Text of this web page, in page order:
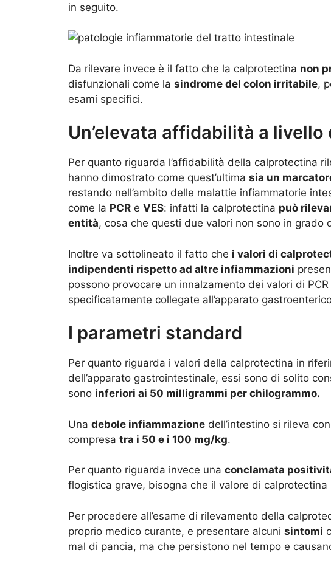
in seguito.
Da rilevare invece è il fatto che la calprotectina non
disfunzionali come la sindrome del colon irritabile,
esami specifici.
Un’elevata affidabilità a
Per quanto riguarda l’affidabilità della calprotectina
hanno dimostrato come quest’ultima sia un
restando nell’ambito delle malattie infiammatorie
come la PCR e VES: infatti la calprotectina può
entità, cosa che questi due valori non sono in grado
Inoltre va sottolineato il fatto che i valori di
indipendenti rispetto ad altre infiammazioni
possono provocare un innalzamento dei valori di
specificatamente collegate all’apparato
I parametri standard
Per quanto riguarda i valori della calprotectina in
dell’apparato gastrointestinale, essi sono di solito
sono inferiori ai 50 milligrammi per chilogrammo.
Una debole infiammazione dell’intestino si rileva
compresa tra i 50 e i 100 mg/kg.
Per quanto riguarda invece una conclamata
flogistica grave, bisogna che il valore di calprotectina
Per procedere all’esame di rilevamento della
proprio medico curante, e presentare alcuni sintomi
mal di pancia, ma che persistono nel tempo e